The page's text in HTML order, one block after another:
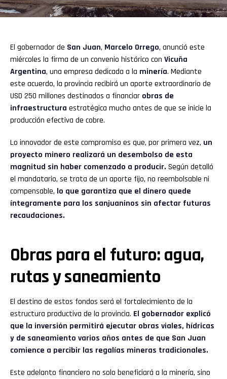
El gobernador de San Juan, Marcelo Orrego, anunció este
miércoles la firma de un convenio histórico con Vicuña
Argentina, una empresa dedicada a la minería. Mediante
este acuerdo, la provincia recibirá un aporte extraordinario de
USD 250 millones destinados a financiar obras de
infraestructura estratégica mucho antes de que se inicie la
producción efectiva de cobre.
Lo innovador de este compromiso es que, por primera vez, un
proyecto minero realizará un desembolso de esta
magnitud sin haber comenzado a producir. Según detalló
el mandatario, se trata de un aporte fijo, no reembolsable ni
compensable, lo que garantiza que el dinero quede
íntegramente para los sanjuaninos sin afectar futuras
recaudaciones.
Obras para el futuro: agua,
rutas y saneamiento
El destino de estos fondos será el fortalecimiento de la
estructura productiva de la provincia. El gobernador explicó
que la inversión permitirá ejecutar obras viales, hídricas
y de saneamiento varios años antes de que San Juan
comience a percibir las regalías mineras tradicionales.
Este adelanto financiero no solo beneficiará a la minería, sino